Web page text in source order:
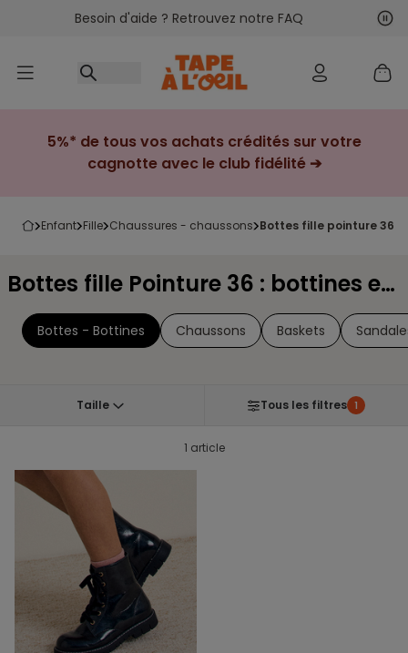
Accéder au contenu
Besoin d'aide ? Retrouvez notre FAQ
5%* de tous vos achats crédités sur votre
cagnotte avec le club fidélité ➔
enfant fille chaussures - chaussons bottes fille pointure 36
Bottes fille Pointure 36 : bottines et boots
Bottes - Bottines Chaussons Baskets
Taille Tous les filtres 1
1 article